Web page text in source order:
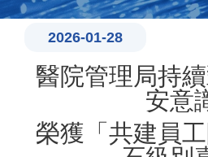
2026-01-28
醫院管理局持
安意
榮獲「共建員